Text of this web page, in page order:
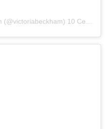
(@victoriabeckham) 10 Сен 2018 в 5:37 PDT